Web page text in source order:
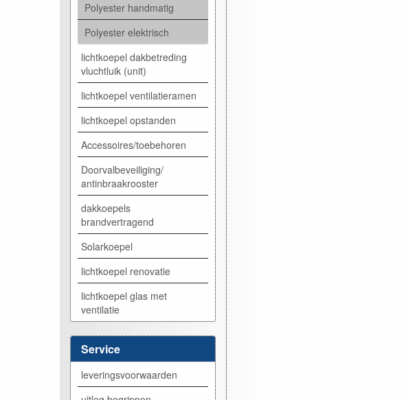
Polyester handmatig
Polyester elektrisch
lichtkoepel dakbetreding
vluchtluik (unit)
lichtkoepel ventilatieramen
lichtkoepel opstanden
Accessoires/toebehoren
Doorvalbeveiliging/
antinbraakrooster
dakkoepels
brandvertragend
Solarkoepel
lichtkoepel renovatie
lichtkoepel glas met
ventilatie
Service
leveringsvoorwaarden